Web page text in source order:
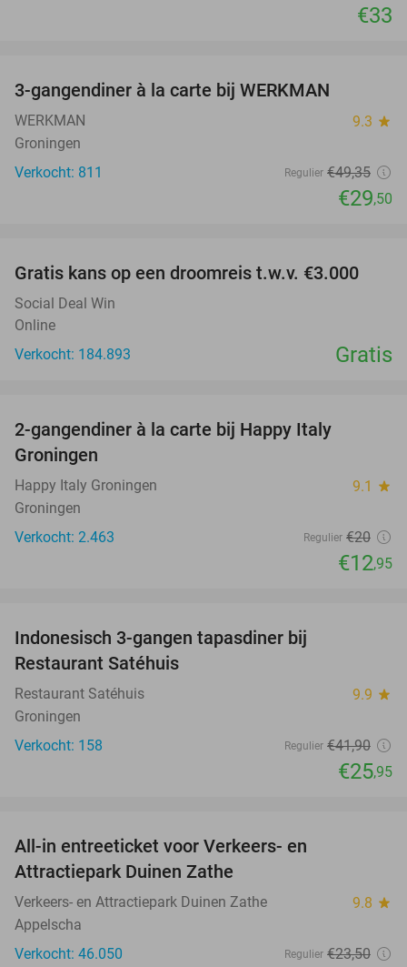
€33
3-gangendiner à la carte bij WERKMAN
WERKMAN 9.3 star
Groningen
Verkocht: 811
Regulier €49,35
€29,50
Gratis kans op een droomreis t.w.v. €3.000
Social Deal Win
Online
Verkocht: 184.893
Gratis
2-gangendiner à la carte bij Happy Italy
Groningen
Happy Italy Groningen 9.1 star
Groningen
Verkocht: 2.463
Regulier €20
€12,95
Indonesisch 3-gangen tapasdiner bij
Restaurant Satéhuis
Restaurant Satéhuis 9.9 star
Groningen
Verkocht: 158
Regulier €41,90
€25,95
All-in entreeticket voor Verkeers- en
Attractiepark Duinen Zathe
Verkeers- en Attractiepark Duinen Zathe 9.8 star
Appelscha
Verkocht: 46.050
Regulier €23,50